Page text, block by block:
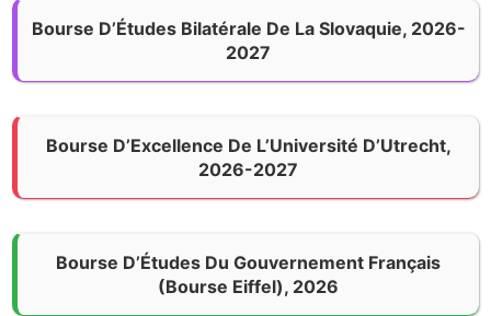
Bourse D’Études Bilatérale De La Slovaquie, 2026-
2027
Bourse D’Excellence De L’Université D’Utrecht,
2026-2027
Bourse D’Études Du Gouvernement Français
(Bourse Eiffel), 2026